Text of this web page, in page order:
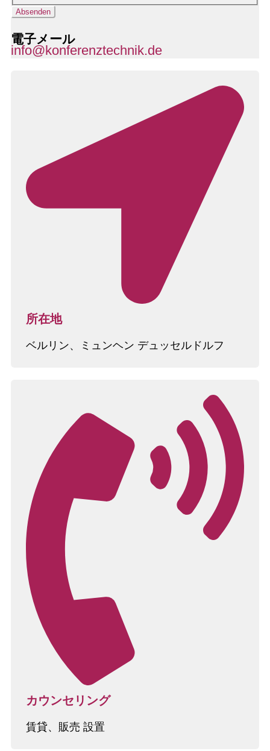
Absenden
電子メール
info@konferenztechnik.de
所在地
ベルリン、ミュンヘン デュッセルドルフ
カウンセリング
賃貸、販売 設置